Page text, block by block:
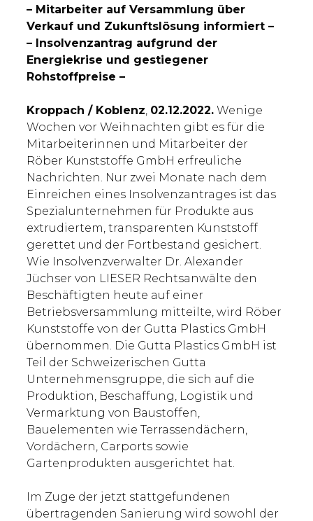
– Mitarbeiter auf Versammlung über
Verkauf und Zukunftslösung informiert –
– Insolvenzantrag aufgrund der
Energiekrise und gestiegener
Rohstoffpreise –
Kroppach / Koblenz 02.12.2022. Wenige
Wochen vor Weihnachten gibt es für die
Mitarbeiterinnen und Mitarbeiter der
Röber Kunststoffe GmbH erfreuliche
Nachrichten. Nur zwei Monate nach dem
Einreichen eines Insolvenzantrages ist das
Spezialunternehmen für Produkte aus
extrudiertem, transparenten Kunststoff
gerettet und der Fortbestand gesichert.
Wie Insolvenzverwalter Dr. Alexander
Jüchser von LIESER Rechtsanwälte den
Beschäftigten heute auf einer
Betriebsversammlung mitteilte, wird Röber
Kunststoffe von der Gutta Plastics GmbH
übernommen. Die Gutta Plastics GmbH ist
Teil der Schweizerischen Gutta
Unternehmensgruppe, die sich auf die
Produktion, Beschaffung, Logistik und
Vermarktung von Baustoffen,
Bauelementen wie Terrassendächern,
Vordächern, Carports sowie
Gartenprodukten ausgerichtet hat.
Im Zuge der jetzt stattgefundenen
übertragenden Sanierung wird sowohl der